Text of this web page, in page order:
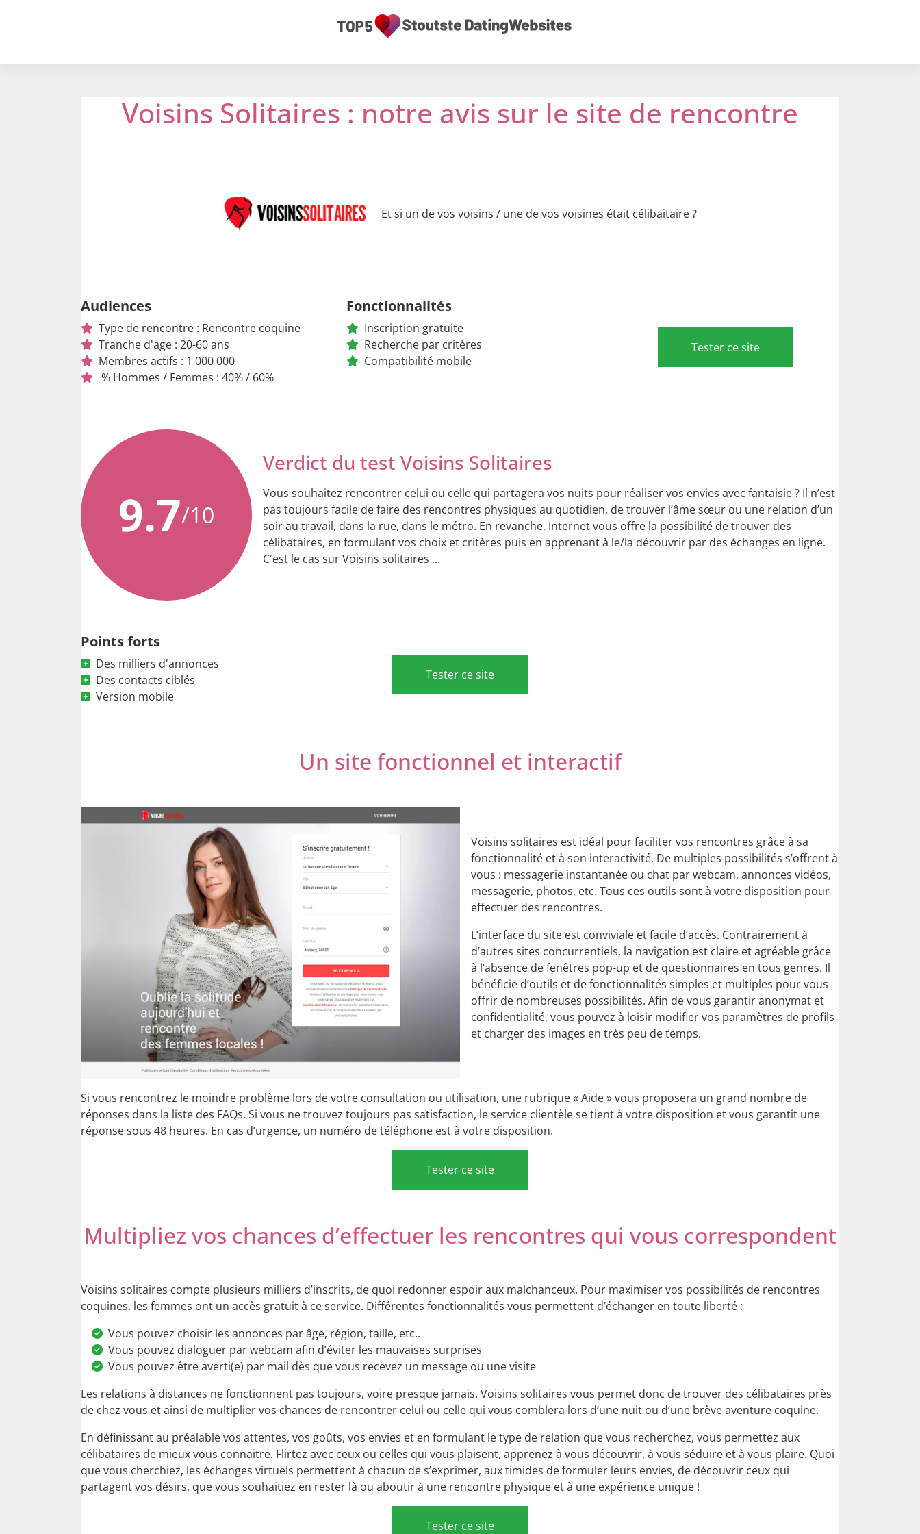
Voisins Solitaires : notre avis sur le site de rencontre
Et si un de vos voisins / une de vos voisines était célibaitaire ?
Audiences
Type de rencontre : Rencontre coquine
Tranche d'age : 20-60 ans
Membres actifs : 1 000 000
% Hommes / Femmes : 40% / 60%
Fonctionnalités
Inscription gratuite
Recherche par critères
Compatibilité mobile
Tester ce site
9.7/10
Verdict du test Voisins Solitaires
Vous souhaitez rencontrer celui ou celle qui partagera vos nuits pour réaliser vos envies avec fantaisie ? Il n’est
pas toujours facile de faire des rencontres physiques au quotidien, de trouver l’âme sœur ou une relation d’un
soir au travail, dans la rue, dans le métro. En revanche, Internet vous offre la possibilité de trouver des
célibataires, en formulant vos choix et critères puis en apprenant à le/la découvrir par des échanges en ligne.
C'est le cas sur Voisins solitaires ...
Points forts
Des milliers d'annonces
Des contacts ciblés
Version mobile
Tester ce site
Un site fonctionnel et interactif
Voisins solitaires est idéal pour faciliter vos rencontres grâce à sa
fonctionnalité et à son interactivité. De multiples possibilités s’offrent à
vous : messagerie instantanée ou chat par webcam, annonces vidéos,
messagerie, photos, etc. Tous ces outils sont à votre disposition pour
effectuer des rencontres.
L’interface du site est conviviale et facile d’accès. Contrairement à
d’autres sites concurrentiels, la navigation est claire et agréable grâce
à l’absence de fenêtres pop-up et de questionnaires en tous genres. Il
bénéficie d’outils et de fonctionnalités simples et multiples pour vous
offrir de nombreuses possibilités. Afin de vous garantir anonymat et
confidentialité, vous pouvez à loisir modifier vos paramètres de profils
et charger des images en très peu de temps.
Si vous rencontrez le moindre problème lors de votre consultation ou utilisation, une rubrique « Aide » vous proposera un grand nombre de
réponses dans la liste des FAQs. Si vous ne trouvez toujours pas satisfaction, le service clientèle se tient à votre disposition et vous garantit une
réponse sous 48 heures. En cas d’urgence, un numéro de téléphone est à votre disposition.
Tester ce site
Multipliez vos chances d’effectuer les rencontres qui vous correspondent
Voisins solitaires compte plusieurs milliers d’inscrits, de quoi redonner espoir aux malchanceux. Pour maximiser vos possibilités de rencontres
coquines, les femmes ont un accès gratuit à ce service. Différentes fonctionnalités vous permettent d’échanger en toute liberté :
Vous pouvez choisir les annonces par âge, région, taille, etc..
Vous pouvez dialoguer par webcam afin d’éviter les mauvaises surprises
Vous pouvez être averti(e) par mail dès que vous recevez un message ou une visite
Les relations à distances ne fonctionnent pas toujours, voire presque jamais. Voisins solitaires vous permet donc de trouver des célibataires près
de chez vous et ainsi de multiplier vos chances de rencontrer celui ou celle qui vous comblera lors d’une nuit ou d’une brève aventure coquine.
En définissant au préalable vos attentes, vos goûts, vos envies et en formulant le type de relation que vous recherchez, vous permettez aux
célibataires de mieux vous connaitre. Flirtez avec ceux ou celles qui vous plaisent, apprenez à vous découvrir, à vous séduire et à vous plaire. Quoi
que vous cherchiez, les échanges virtuels permettent à chacun de s’exprimer, aux timides de formuler leurs envies, de découvrir ceux qui
partagent vos désirs, que vous souhaitiez en rester là ou aboutir à une rencontre physique et à une expérience unique !
Tester ce site